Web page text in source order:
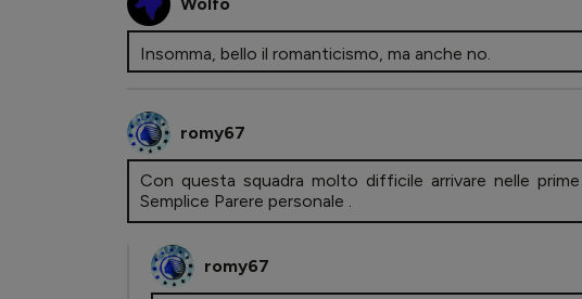
Insomma, bello il romanticismo, ma anche no.
romy67
Con questa squadra molto difficile arrivare nelle
Semplice Parere personale .
romy67